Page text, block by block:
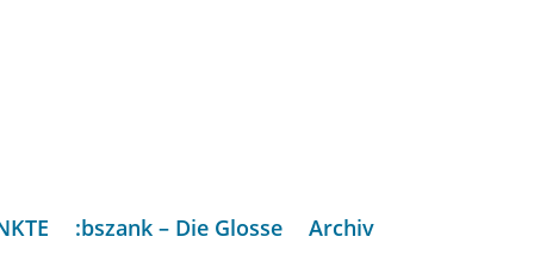
:bszank – Die Glosse Archiv